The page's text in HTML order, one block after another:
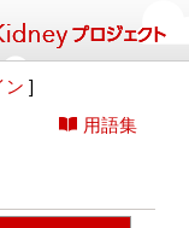
ン ]
用語集